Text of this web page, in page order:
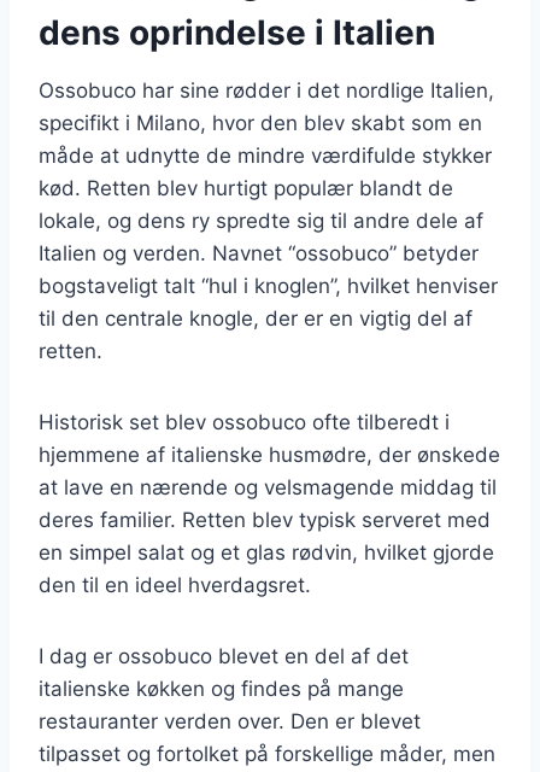
dens oprindelse i Italien
Ossobuco har sine rødder i det nordlige Italien,
specifikt i Milano, hvor den blev skabt som en
måde at udnytte de mindre værdifulde stykker
kød. Retten blev hurtigt populær blandt de
lokale, og dens ry spredte sig til andre dele af
Italien og verden. Navnet “ossobuco” betyder
bogstaveligt talt “hul i knoglen”, hvilket henviser
til den centrale knogle, der er en vigtig del af
retten.
Historisk set blev ossobuco ofte tilberedt i
hjemmene af italienske husmødre, der ønskede
at lave en nærende og velsmagende middag til
deres familier. Retten blev typisk serveret med
en simpel salat og et glas rødvin, hvilket gjorde
den til en ideel hverdagsret.
I dag er ossobuco blevet en del af det
italienske køkken og findes på mange
restauranter verden over. Den er blevet
tilpasset og fortolket på forskellige måder, men